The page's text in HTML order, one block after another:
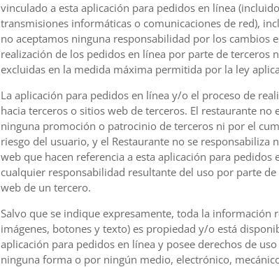
vinculado a esta aplicación para pedidos en línea
transmisiones informáticas o comunicaciones de red),
no aceptamos ninguna responsabilidad por los cambios
realización de los pedidos en línea por parte de terceros
excluidas en la medida máxima permitida por la ley
La aplicación para pedidos en línea y/o el proceso de
hacia terceros o sitios web de terceros. El restaurante
ninguna promoción o patrocinio de terceros ni por el
riesgo del usuario, y el Restaurante no se
web que hacen referencia a esta aplicación para
cualquier responsabilidad resultante del uso por parte
web de un tercero.
Salvo que se indique expresamente, toda la información
imágenes, botones y texto) es propiedad y/o está
aplicación para pedidos en línea y posee derechos de
ninguna forma o por ningún medio, electrónico,